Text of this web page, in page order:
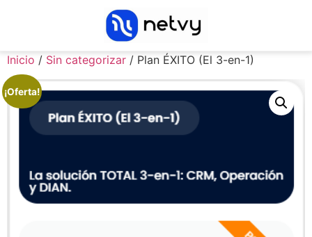
Inicio / Sin categorizar / Plan ÉXITO (El 3-en-1)
¡Oferta!